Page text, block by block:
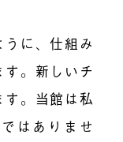
に、仕組み
。新しいチ
。当館は私
はありませ